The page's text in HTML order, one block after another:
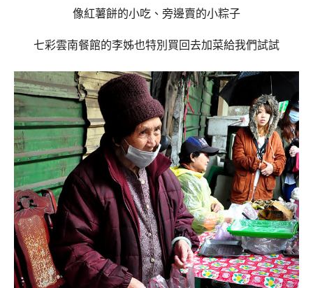
像紅薯餅的小吃、旁邊賣的小粽子
七彩雲南餐館的李姊也特別買回去加菜給我們試試